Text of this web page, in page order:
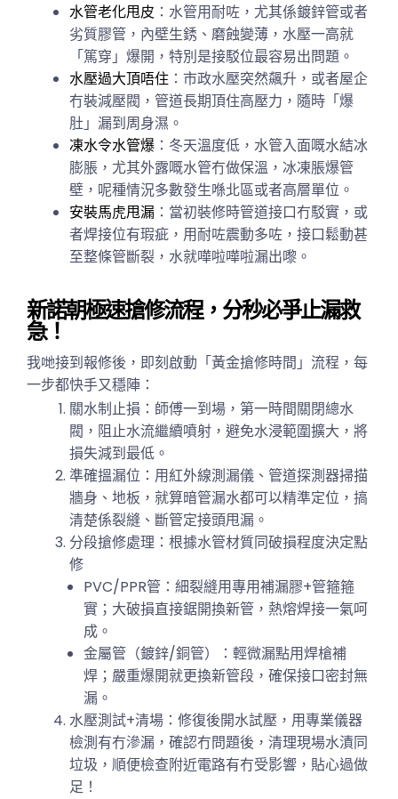
水管老化甩皮 ：水管用耐咗，尤其係鍍鋅管或者
劣質膠管，內壁生銹、磨蝕變薄，水壓一高就
「篤穿」爆開，特別是接駁位最容易出問題。
水壓過大頂唔住 ：市政水壓突然飆升，或者屋企
冇裝減壓閥，管道長期頂住高壓力，隨時「爆
肚」漏到周身濕。
凍水令水管爆 ：冬天溫度低，水管入面嘅水結冰
膨脹，尤其外露嘅水管冇做保溫，冰凍脹爆管
壁，呢種情況多數發生喺北區或者高層單位。
安裝馬虎甩漏 ：當初裝修時管道接口冇駁實，或
者焊接位有瑕疵，用耐咗震動多咗，接口鬆動甚
至整條管斷裂，水就嘩啦嘩啦漏出嚟。
新諾朝極速搶修流程，分秒必爭止漏救
急！
我哋接到報修後，即刻啟動「黃金搶修時間」流程，每
一步都快手又穩陣：
關水制止損：師傅一到場，第一時間關閉總水
閥，阻止水流繼續噴射，避免水浸範圍擴大，將
損失減到最低。
準確搵漏位：用紅外線測漏儀、管道探測器掃描
牆身、地板，就算暗管漏水都可以精準定位，搞
清楚係裂縫、斷管定接頭甩漏。
分段搶修處理：根據水管材質同破損程度決定點
修
PVC/PPR管：細裂縫用專用補漏膠+管箍箍
實；大破損直接鋸開換新管，熱熔焊接一氣呵
成。
金屬管（鍍鋅/銅管）：輕微漏點用焊槍補
焊；嚴重爆開就更換新管段，確保接口密封無
漏。
水壓測試+清場：修復後開水試壓，用專業儀器
檢測有冇滲漏，確認冇問題後，清理現場水漬同
垃圾，順便檢查附近電路有冇受影響，貼心過做
足！